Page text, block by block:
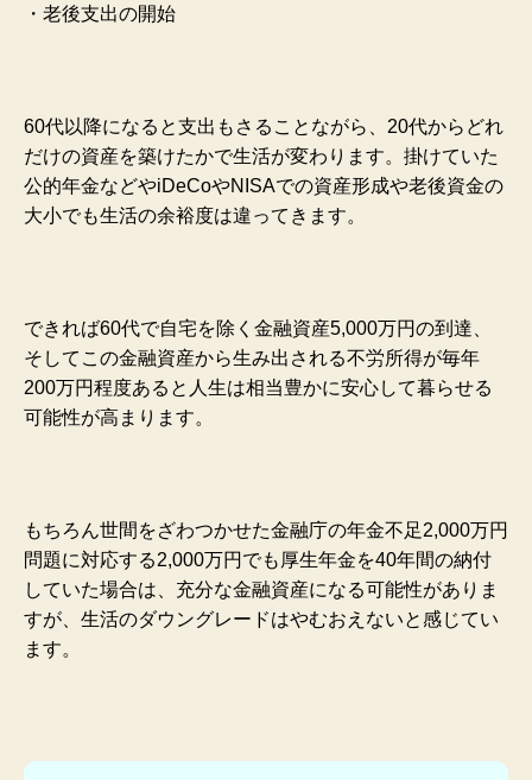
・老後支出の開始
60代以降になると支出もさることながら、20代からどれ
だけの資産を築けたかで生活が変わります。掛けていた
公的年金などやiDeCoやNISAでの資産形成や老後資金の
大小でも生活の余裕度は違ってきます。
できれば60代で自宅を除く金融資産5,000万円の到達、
そしてこの金融資産から生み出される不労所得が毎年
200万円程度あると人生は相当豊かに安心して暮らせる
可能性が高まります。
もちろん世間をざわつかせた金融庁の年金不足2,000万円
問題に対応する2,000万円でも厚生年金を40年間の納付
していた場合は、充分な金融資産になる可能性がありま
すが、生活のダウングレードはやむおえないと感じてい
ます。